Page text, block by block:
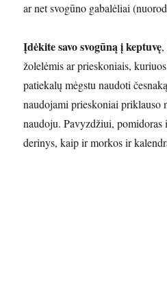
ar net svogūno gabalėliai
Įdėkite savo svogūną į keptuvę
žolelėmis ar prieskoniais,
patiekalų mėgstu naudoti
naudojami prieskoniai priklauso
naudoju. Pavyzdžiui,
derinys, kaip ir morkos ir